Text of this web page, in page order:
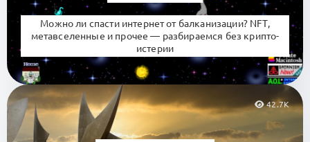
Можно ли спасти интернет от балканизации? NFT,
метавселенные и прочее — разбираемся без крипто-
истерии
42.7K